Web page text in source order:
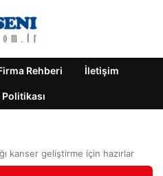
Rehberi İletişim
kanser geliştirme için hazırlar